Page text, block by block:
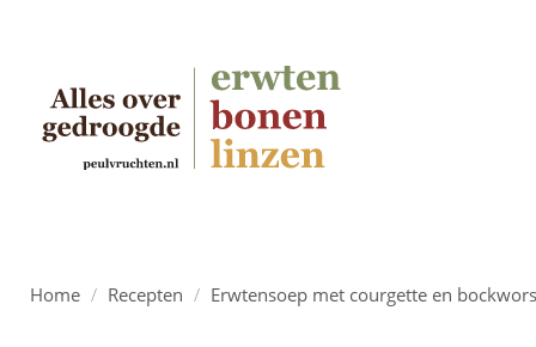
Home / Recepten / Erwtensoep met courgette en